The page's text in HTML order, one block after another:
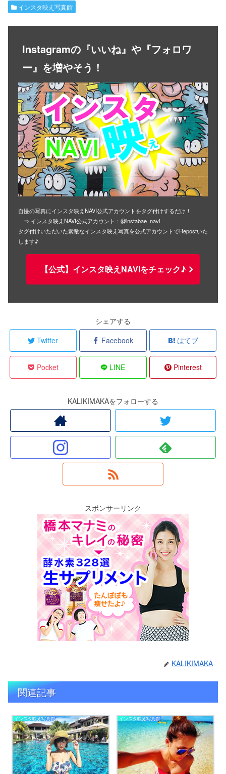
インスタ映え写真館
Instagramの『いいね』や『フォロワ
ー』を増やそう！
自慢の写真にインスタ映えNAVI公式アカウントをタグ付けするだけ！
⇒ インスタ映えNAVI公式アカウント：@instabae_navi
タグ付けいただいた素敵なインスタ映え写真を公式アカウントでRepostいた
します♪
【公式】インスタ映えNAVIをチェック♪
シェアする
Twitter
Facebook はてブ
Pocket LINE Pinterest
KALIKIMAKAをフォローする
スポンサーリンク
KALIKIMAKA
関連記事
インスタ映え写真館 インスタ映え写真館